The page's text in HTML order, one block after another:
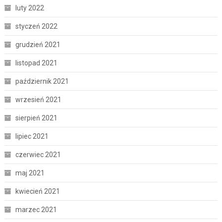
luty 2022
styczeń 2022
grudzień 2021
listopad 2021
październik 2021
wrzesień 2021
sierpień 2021
lipiec 2021
czerwiec 2021
maj 2021
kwiecień 2021
marzec 2021